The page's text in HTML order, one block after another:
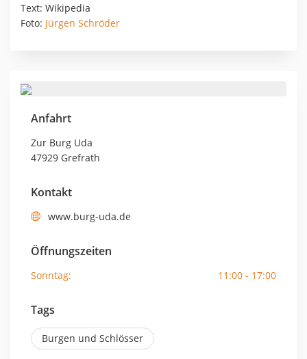
Text: Wikipedia
Foto: Jürgen Schröder
Anfahrt
Zur Burg Uda
47929 Grefrath
Kontakt
www.burg-uda.de
Öffnungszeiten
Sonntag: 11:00 - 17:00
Tags
Burgen und Schlösser